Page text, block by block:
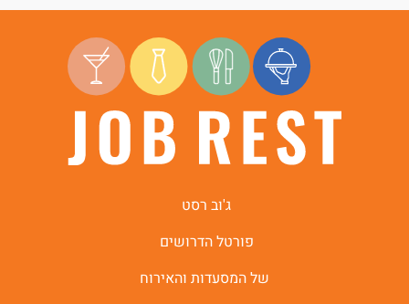
ג'וב רסט
פורטל הדרושים
של המסעדות והאירוח